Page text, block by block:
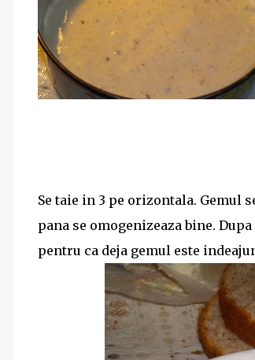
Se taie in 3 pe orizontala. Gemul
pana se omogenizeaza bine.
pentru ca deja gemul este